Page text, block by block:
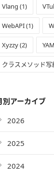
Vlang (1)
WebAPI (1)
Xyzzy (2)
クラスメソッド写
別アーカイブ
2026
2025
2024